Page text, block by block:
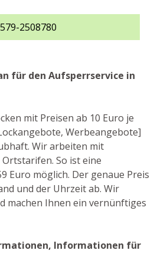
2508780
für den Aufsperrservice in
mit Preisen ab 10 Euro je
Werbeangebote]
Wir arbeiten mit
So ist eine
Euro möglich. Der genaue Preis
und der Uhrzeit ab. Wir
machen Ihnen ein vernünftiges
Informationen für